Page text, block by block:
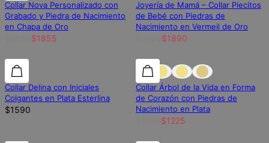
Collar Nova Personalizado con
Grabado y Piedra de Nacimiento
en Chapa de Oro
$1855
Joyería de Mamá – Collar Piecitos
de Bebé con Piedras de
Nacimiento en Vermeil de Oro
$1890
Collar Delina con Iniciales
Colgantes en Plata Esterlina
$1590
30% de descuento
Collar Árbol de la Vida en Forma
de Corazón con Piedras de
Nacimiento en Plata
$1225